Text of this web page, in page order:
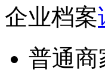
企业档案
普通商